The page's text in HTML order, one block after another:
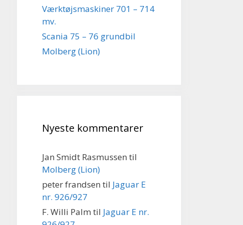
Værktøjsmaskiner 701 – 714
mv.
Scania 75 – 76 grundbil
Molberg (Lion)
Nyeste kommentarer
Jan Smidt Rasmussen til
Molberg (Lion)
peter frandsen til Jaguar E
nr. 926/927
F. Willi Palm til Jaguar E nr.